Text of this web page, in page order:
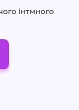
інтмного